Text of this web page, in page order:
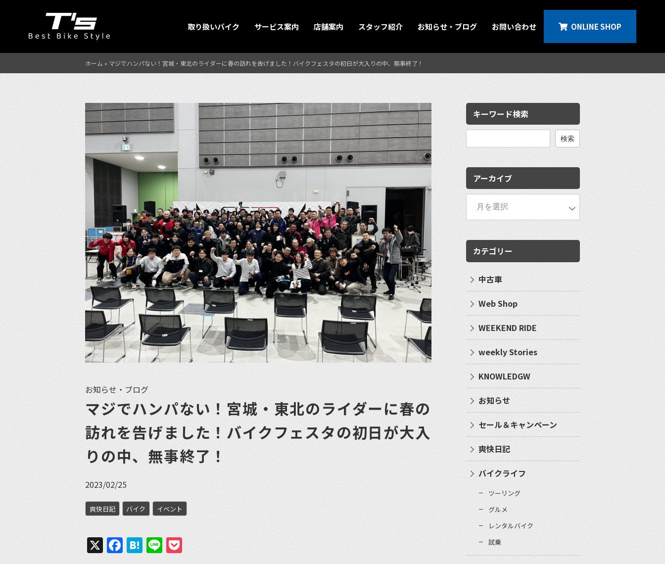
取り扱いバイク サービス案内 店舗案内 スタッフ紹介 お知らせ・ブログ お問い合わせ ONLINE SHOP
ホーム » マジでハンパない！宮城・東北のライダーに春の訪れを告げました！バイクフェスタの初日が大入りの中、無事終了！
お知らせ・ブログ
マジでハンパない！宮城・東北のライダーに春の
訪れを告げました！バイクフェスタの初日が大入
りの中、無事終了！
2023/02/25
爽快日記 バイク イベント
X Facebook
Hatena
Line
キーワード検索
検
アーカイブ
カテゴリー
中古車
Web Shop
WEEKEND RIDE
weekly Stories
KNOWLEDGW
お知らせ
セール＆キャンペーン
爽快日記
バイクライフ
ツーリング
グルメ
レンタルバイク
試乗